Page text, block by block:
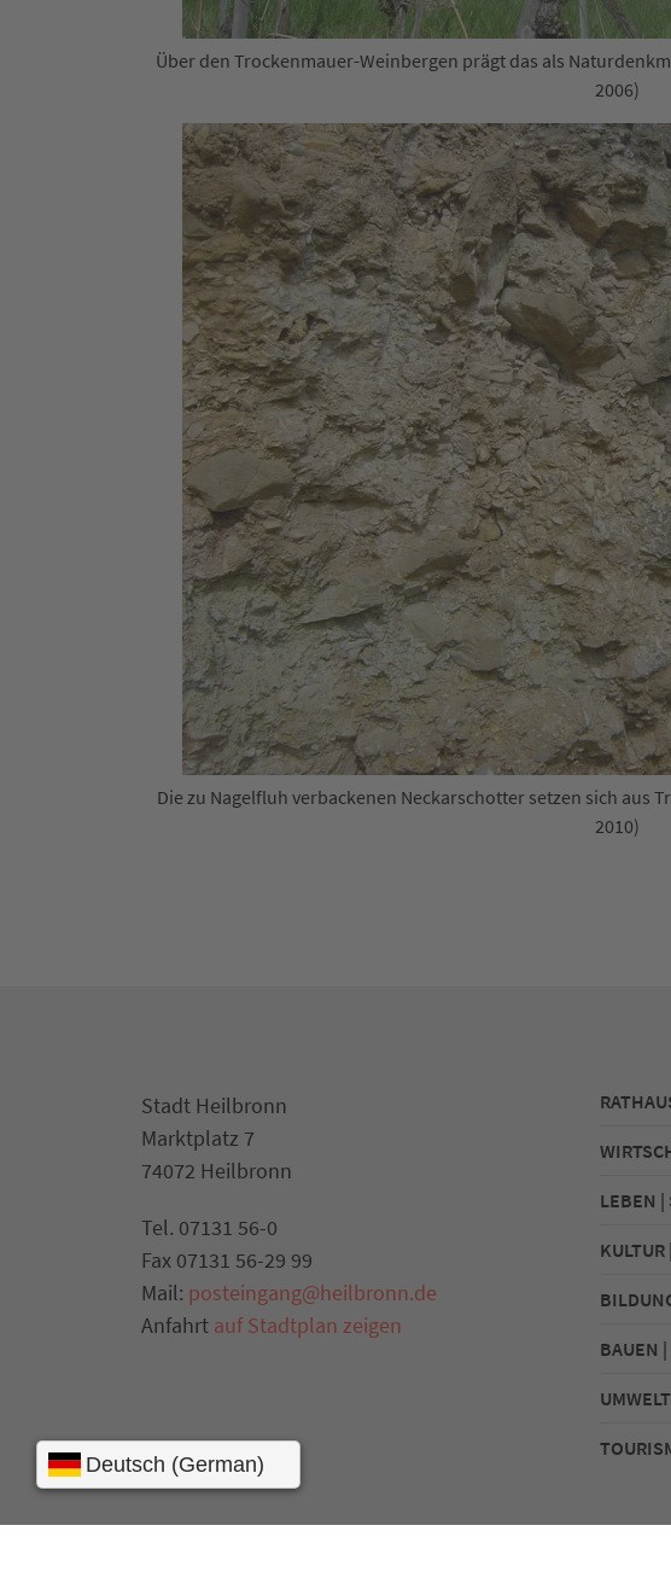
Über den Trockenmauer-Weinbergen prägt das als
2006)
Die zu Nagelfluh verbackenen Neckarschotter setzen sich aus
2010)
Stadt Heilbronn
Marktplatz 7
74072 Heilbronn
Tel. 07131 56-0
Fax 07131 56-29 99
Mail: posteingang@heilbronn.de
Anfahrt auf Stadtplan zeigen
LEBEN |
BAUEN